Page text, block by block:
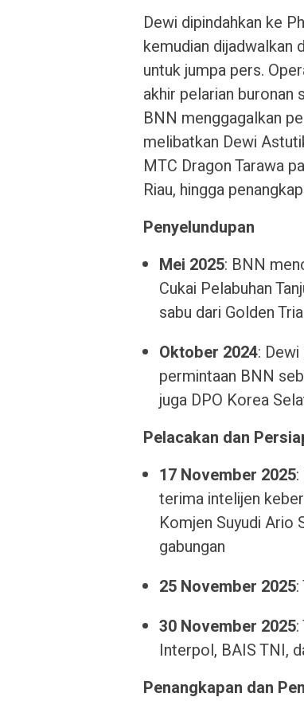
Dewi dipindahkan ke
kemudian dijadwalkan
untuk jumpa pers.
akhir pelarian buronan
BNN menggagalkan
melibatkan Dewi
MTC Dragon Tarawa
Riau, hingga
Penyelundupan
Mei 2025: BNN
Cukai Pelabuhan
sabu dari Golden
Oktober 2024:
permintaan BNN
juga DPO Korea
Pelacakan dan
17 November 2025
terima intelijen
Komjen Suyudi Ario
gabungan​
25 November 2025
30 November 2025
Interpol, BAIS TNI,
Penangkapan dan